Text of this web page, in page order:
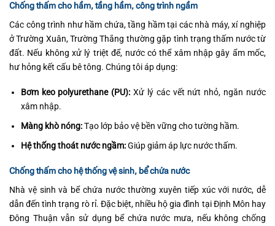
Chống thấm cho hầm, tầng hầm, công trình ngầm
Các công trình như hầm chứa, tầng hầm tại các nhà máy, xí nghiệp
ở Trường Xuân, Trường Thắng thường gặp tình trạng thấm nước từ
đất. Nếu không xử lý triệt để, nước có thể xâm nhập gây ẩm mốc,
hư hỏng kết cấu bê tông. Chúng tôi áp dụng:
Bơm keo polyurethane (PU): Xử lý các vết nứt nhỏ, ngăn nước
xâm nhập.
Màng khò nóng:Tạo lớp bảo vệ bền vững cho tường hầm.
Hệ thống thoát nước ngầm:Giúp giảm áp lực nước thấm.
Chống thấm cho hệ thống vệ sinh, bể chứa nước
Nhà vệ sinh và bể chứa nước thường xuyên tiếp xúc với nước, dễ
dẫn đến tình trạng rò rỉ. Đặc biệt, nhiều hộ gia đình tại Định Môn hay
Đông Thuận vẫn sử dụng bể chứa nước mưa, nếu không chống